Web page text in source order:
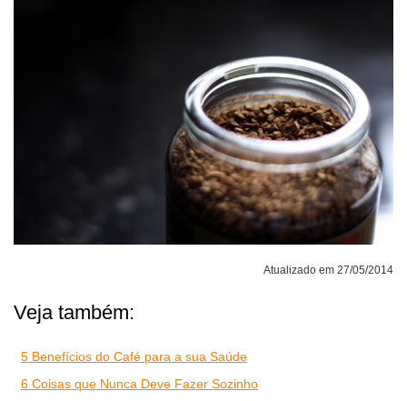
Atualizado em 27/05/2014
Veja também:
5 Benefícios do Café para a sua Saúde
6 Coisas que Nunca Deve Fazer Sozinho